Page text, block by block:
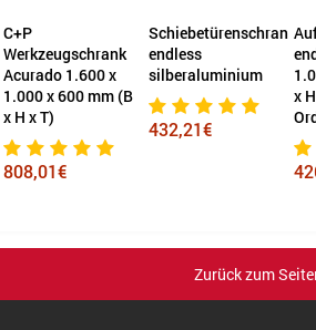
C+P
Werkzeugschrank
Acurado 1.600 x
1.000 x 600 mm (B
x H x T)
808,01€
Schiebetürenschrank
endless
silberaluminium
432,21€
x
Zurück zum